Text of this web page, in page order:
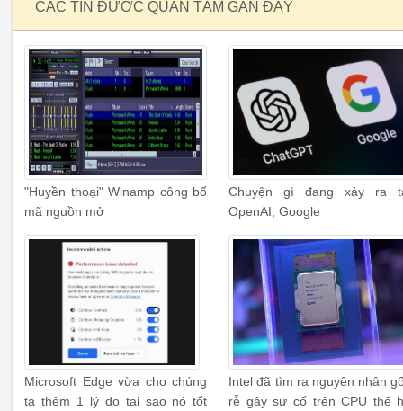
CÁC TIN ĐƯỢC QUAN TÂM GẦN ĐÂY
"Huyền thoại" Winamp công bố
mã nguồn mở
Chuyện gì đang xảy ra
OpenAI, Google
Microsoft Edge vừa cho chúng
ta thêm 1 lý do tại sao nó tốt
Intel đã tìm ra nguyên nhân
rễ gây sự cố trên CPU thế